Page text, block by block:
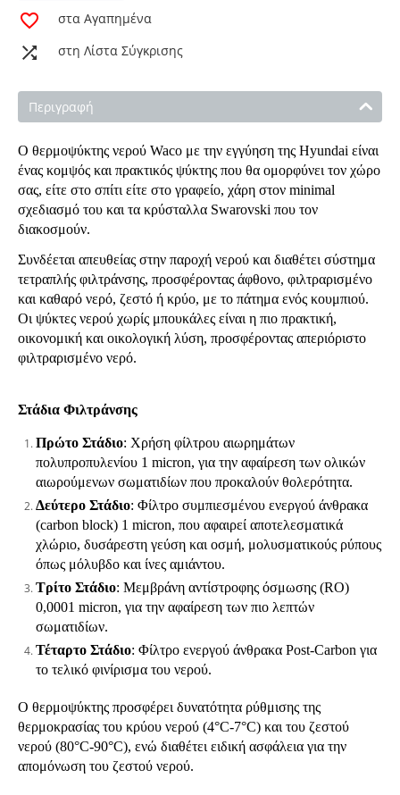
στα Αγαπημένα
στη Λίστα Σύγκρισης
Περιγραφή
Ο θερμοψύκτης νερού Waco με την εγγύηση της Hyundai είναι
ένας κομψός και πρακτικός ψύκτης που θα ομορφύνει τον χώρο
σας, είτε στο σπίτι είτε στο γραφείο, χάρη στον minimal
σχεδιασμό του και τα κρύσταλλα Swarovski που τον
διακοσμούν.
Συνδέεται απευθείας στην παροχή νερού και διαθέτει σύστημα
τετραπλής φιλτράνσης, προσφέροντας άφθονο, φιλτραρισμένο
και καθαρό νερό, ζεστό ή κρύο, με το πάτημα ενός κουμπιού.
Οι ψύκτες νερού χωρίς μπουκάλες είναι η πιο πρακτική,
οικονομική και οικολογική λύση, προσφέροντας απεριόριστο
φιλτραρισμένο νερό.
Στάδια Φιλτράνσης
Πρώτο Στάδιο: Χρήση φίλτρου αιωρημάτων
πολυπροπυλενίου 1 micron, για την αφαίρεση των ολικών
αιωρούμενων σωματιδίων που προκαλούν θολερότητα.
Δεύτερο Στάδιο: Φίλτρο συμπιεσμένου ενεργού άνθρακα
(carbon block) 1 micron, που αφαιρεί αποτελεσματικά
χλώριο, δυσάρεστη γεύση και οσμή, μολυσματικούς ρύπους
όπως μόλυβδο και ίνες αμιάντου.
Τρίτο Στάδιο: Μεμβράνη αντίστροφης όσμωσης (RO)
0,0001 micron, για την αφαίρεση των πιο λεπτών
σωματιδίων.
Τέταρτο Στάδιο: Φίλτρο ενεργού άνθρακα Post-Carbon για
το τελικό φινίρισμα του νερού.
Ο θερμοψύκτης προσφέρει δυνατότητα ρύθμισης της
θερμοκρασίας του κρύου νερού (4°C-7°C) και του ζεστού
νερού (80°C-90°C), ενώ διαθέτει ειδική ασφάλεια για την
απομόνωση του ζεστού νερού.